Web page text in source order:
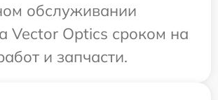
обслуживании
Vector Optics сроком на
и запчасти.